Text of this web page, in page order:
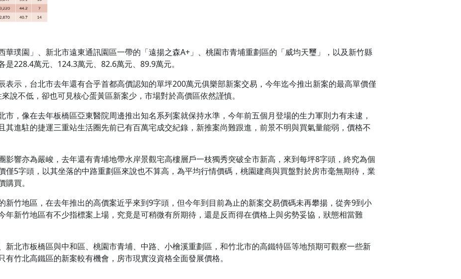
華璞園」、新北市遠東通訊園區一帶的「遠揚之森A+」、桃園市青埔重劃區的「威均天璽」，以及新竹縣
228.4萬元、124.3萬元、82.6萬元、89.9萬元。
表示，台北市去年還有合乎首都高價認知的單坪200萬元俱樂部新案交易，今年迄今推出新案的最高單價僅
說不低，卻也可見核心蛋黃區新案少，市場對於高價區依然謹慎。
市，像在去年板橋區亞東醫院周邊推出知名系列案就保持水準，今年前五個月登場的生力軍則力有未逮，
其進駐的捷運三重站生活圈先前已有百萬宅成交紀錄，新推案尚難跟進，前景不明與買氣量能弱，價格不
影響亦為嚴峻，去年還有青埔地帶水岸景觀宅高樓層戶一枝獨秀突破全市新高，來到每坪8字頭，終究為個
僅5字頭，以其坐落的中路重劃區來說也不算高，為平均行情價碼，桃園建商與買盤對於房市毫無期待，業
買。
新竹地區，在去年推出的高價案近乎來到9字頭，但今年到目前為止的新案交易價碼未再攀揚，從奔9到小
年新竹地區有不少指標案上場，究竟是可稍微有所期待，還是反而得在價格上與劣勢妥協，狀態相當難
新北市板橋區與中和區、桃園市青埔、中路、小檜溪重劃區，和竹北市的高鐵特區等地預期可觀察一些新
竹北高鐵區的新案較有機會，房市現實沒資格全面發展價格。